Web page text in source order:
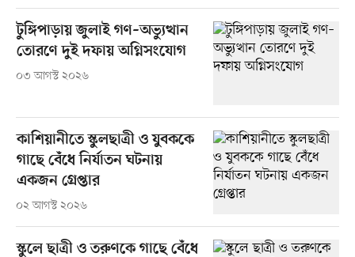
টুঙ্গিপাড়ায় জুলাই গণ–অভ্যুত্থান
তোরণে দুই দফায় অগ্নিসংযোগ
০৩ আগস্ট ২০২৬
কাশিয়ানীতে স্কুলছাত্রী ও যুবককে
গাছে বেঁধে নির্যাতন ঘটনায়
একজন গ্রেপ্তার
০২ আগস্ট ২০২৬
স্কুলে ছাত্রী ও তরুণকে গাছে বেঁধে